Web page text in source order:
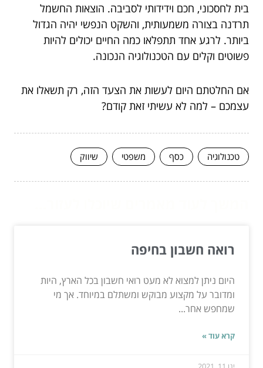
בית לחסכוני, חכם וידידותי לסביבה. הוצאות החשמל
תרדנה בצורה משמעותית, והשקט הנפשי יהיה הגדול
ביותר. לרגע אחד תתפלאו כמה החיים יכולים להיות
פשוטים וקלים עם הטכנולוגיה הנכונה.
אם החלטתם היום לעשות את הצעד הזה, רק תשאלו את
עצמכם – למה לא עשיתי זאת קודם?
טכנולוגיה כסף משפטי שיווק
רואה חשבון בחיפה
היום ניתן למצוא לא מעט רואי חשבון בכל הארץ, היות
ומדובר על מקצוע מבוקש ומשתלם במיוחד. אך מי
שמחפש אחר...
קרא עוד »